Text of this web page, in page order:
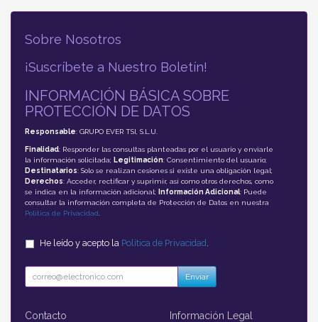
Sobre Nosotros
¡Suscríbete a Nuestro Boletín!
INFORMACIÓN BÁSICA SOBRE
PROTECCIÓN DE DATOS
Responsable: GRUPO EVER TSI, S.L.U.
Finalidad: Responder las consultas planteadas por el usuario y enviarle
la información solicitada; Legitimación: Consentimiento del usuario;
Destinatarios: Solo se realizan cesiones si existe una obligación legal;
Derechos: Acceder, rectificar y suprimir, así como otros derechos, como
se indica en la información adicional;
Información Adicional: Puede
consultar la información completa de Protección de Datos en nuestra
Política de Privacidad
He leído y acepto la Política de Privacidad
Enviar
Contacto Información Legal